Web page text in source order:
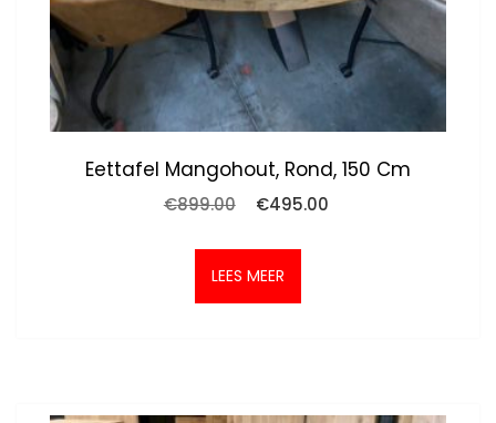
Eettafel Mangohout, Rond, 150 Cm
€899.00
Oorspronkelijke
was:
€899.00.
€495.00
LEES MEER